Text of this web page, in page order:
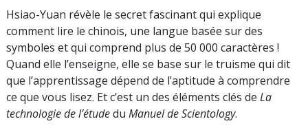
Hsiao-Yuan révèle le secret fascinant qui explique
comment lire le chinois, une langue basée sur des
symboles et qui comprend plus de 50 000 caractères !
Quand elle l’enseigne, elle se base sur le truisme qui dit
que l’apprentissage dépend de l’aptitude à comprendre
ce que vous lisez. Et c’est un des éléments clés de La
technologie de l’étudedu Manuel de Scientology.